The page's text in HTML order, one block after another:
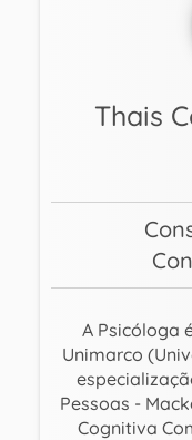
Thais
A Psicóloga
Unimarco
Pessoas -
Cognitiva